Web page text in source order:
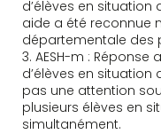
d’élèves en
aide a été reconnue
départementale des
3. AESH-m :
d’élèves en
pas une attention
plusieurs élèves en
simultanément.